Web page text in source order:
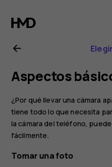
Manual
del
usuario
de
Nokia
2.1
Aspectos
¿Por qué llevar una cámara
tiene todo lo que necesita
la cámara del teléfono,
fácilmente.
Tomar una foto